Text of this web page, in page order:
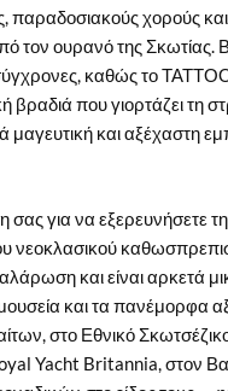
χορούς
ουρανό της Σκωτίας.
καθώς το ΤΑΤΤΟΟ
που γιορτάζει τη
και αξέχαστη
για να εξερευνήσετε
νεοκλασικού
και είναι αρκετά
και τα πανέμορφα
στο Εθνικό
Yacht Britannia, στον